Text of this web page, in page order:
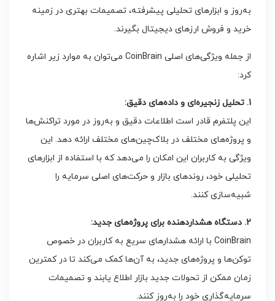
به‌روز و ابزارهای تحلیلی پیشرفته، تصمیمات بهتری در زمینه
خرید و فروش ارزهای دیجیتال بگیرند.
از جمله ویژگی‌های اصلی CoinBrain می‌توان به موارد زیر اشاره
کرد:
1. تحلیل زنجیره‌ای و داده‌های دقیق:
این پلتفرم قادر است اطلاعات دقیق و به‌روز در مورد تراکنش‌ها
و پروژه‌های مختلف در بلاک‌چین‌های مختلف ارائه دهد. این
ویژگی به کاربران این امکان را می‌دهد که با استفاده از ابزارهای
تحلیلی خود، روندهای بازار و حرکت‌های اصلی سرمایه را
شبیه‌سازی کنند.
2. دستگاه هشداردهنده برای پروژه‌های جدید:
CoinBrain با ارائه هشدارهای سریع به کاربران در خصوص
توکن‌ها و پروژه‌های جدید، به آن‌ها کمک می‌کند تا در کمترین
زمان ممکن از تحولات جدید بازار اطلاع یابند و تصمیمات
سرمایه‌گذاری خود را به‌روز کنند.